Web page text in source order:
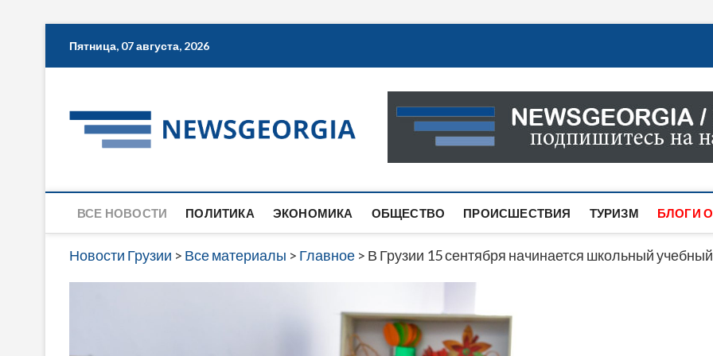
Пятница, 07 августа, 2026
Новости Грузии
САМАЯ АКТУАЛЬНАЯ ИНФОРМАЦИЯ О СОБЫТИЯХ
САЙТЕ ВЫ НАЙДЕТЕ НОВОСТИ ПОЛИТИКИ,
ВСЕ НОВОСТИ ПОЛИТИКА ЭКОНОМИКА ОБЩЕСТВО ПРОИСШЕСТВИЯ ТУРИЗМ БЛОГИ
Новости Грузии > Все материалы > Главное > В Грузии 15 сентября начинается школьный